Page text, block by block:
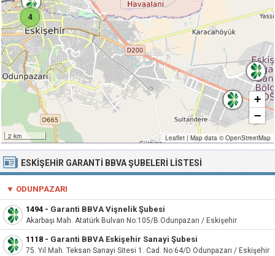
4
2 km
+
−
Leaflet | Map data ©OpenStreetMap
ESKIŞEHIR GARANTI BBVA ŞUBELERI LISTESI
▼ ODUNPAZARI
1494 - Garanti BBVA Vişnelik Şubesi
Akarbaşı Mah. Atatürk Bulvarı No:105/B Odunpazarı / Eskişehir
1118 - Garanti BBVA Eskişehir Sanayi Şubesi
75. Yıl Mah. Teksan Sanayi Sitesi 1. Cad. No:64/D Odunpazarı / Eskişehir